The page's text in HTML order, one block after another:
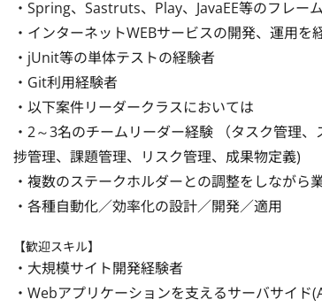
・Spring、Sastruts、Play、JavaEE等のフレー
・インターネットWEBサービスの開発、運用を
・jUnit等の単体テストの経験者
・Git利用経験者
・以下案件リーダークラスにおいては
・2～3名のチームリーダー経験 （タスク管理
捗管理、課題管理、リスク管理、成果物定義)
・複数のステークホルダーとの調整をしながら
・各種自動化／効率化の設計／開発／適用
【歓迎スキル】
・大規模サイト開発経験者
・Webアプリケーションを支えるサーバサイ